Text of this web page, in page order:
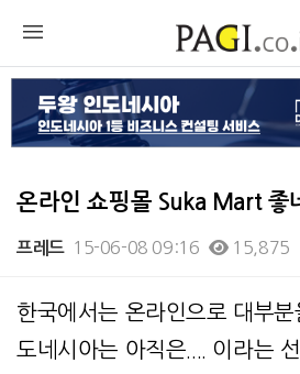
온라인 쇼핑몰 Suka Mart 좋
프레드 15-06-08 09:16 15,875
본문
한국에서는 온라인으로 대부
도네시아는 아직은.... 이라는